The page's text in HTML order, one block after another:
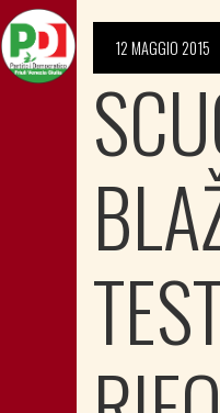
12 MAGGIO 2015